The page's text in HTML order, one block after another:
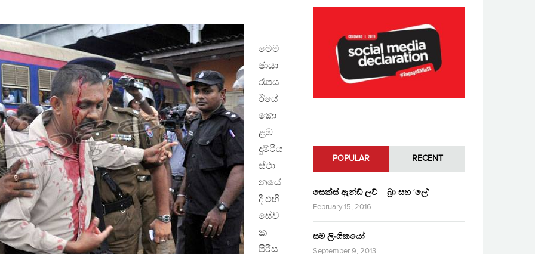
මෙම
ඡායා
රෑපය
ඊයේ
කො
ළඹ
දුම්රිය
ස්ථා
නයේ
දී එහි
සේව
ක
පිරිස
POPULAR RECENT
සෙක්ස් ඇන්ඩ් ලව් – බ්‍රා සහ ‘ලේ’
February 15, 2016
සම ලිංගිකයෝ
September 9, 2013